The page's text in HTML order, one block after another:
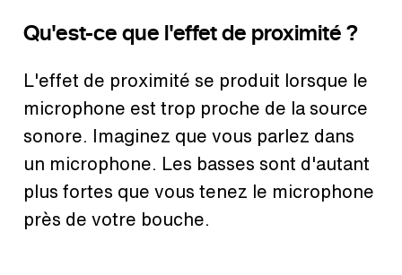
Qu'est-ce que l'effet de proximité ?
L'effet de proximité se produit lorsque le
microphone est trop proche de la source
sonore. Imaginez que vous parlez dans
un microphone. Les basses sont d'autant
plus fortes que vous tenez le microphone
près de votre bouche.